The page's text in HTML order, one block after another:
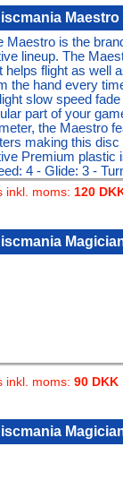
Maestro
Maestro is the
lineup. The
helps flight as well
the hand every
slow speed
part of your
the Maestro
making this
Premium plastic
4 - Glide: 3 -
inkl. moms: 120
inkl. moms: 90 DKK